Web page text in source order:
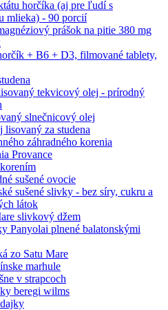
horčíka (aj pre ľudí s
mlieka) - 90 porcií
prášok na pitie 380 mg
+ B6 + D3, filmované tablety,
tekvicový olej - prírodný
slnečnicový olej
za studena
záhradného korenia
Provance
sušené ovocie
sušené slivky - bez síry, cukru a
látok
slivkový džem
Panyolai plnené balatonskými
zo Satu Mare
marhule
v strapcoch
beregi wilms